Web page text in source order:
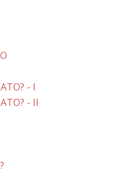
- I
- II